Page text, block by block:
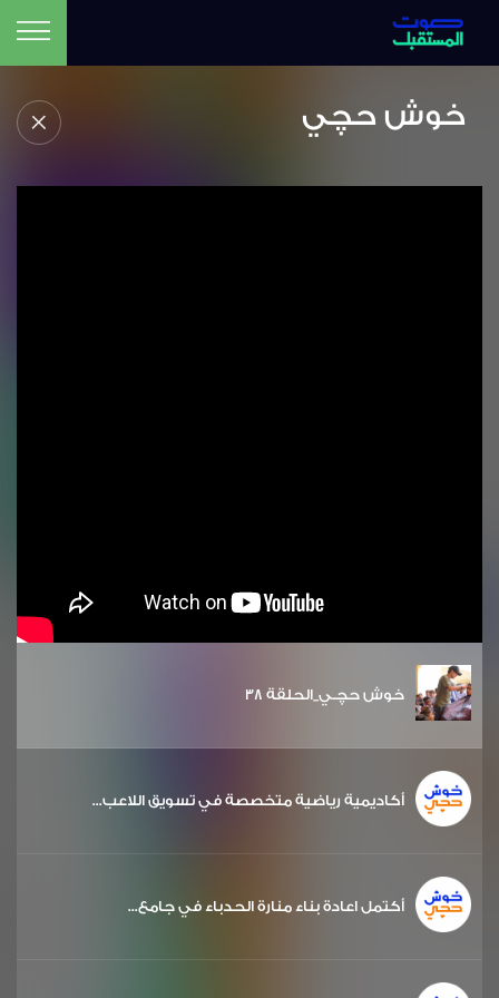
خوش حچي
خوش حچـي_الحلقة 38
أكاديمية رياضية متخصصة في تسويق اللاعب...
أكتمل اعادة بناء منارة الحدباء في جامع...